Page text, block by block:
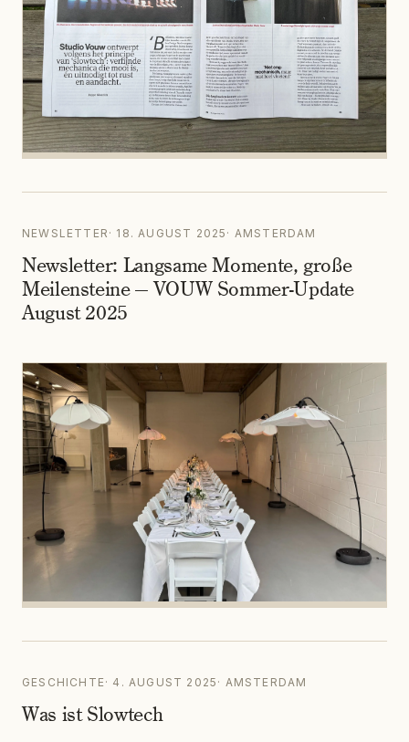
NEWSLETTER · 18. AUGUST 2025 · AMSTERDAM
Newsletter: Langsame Momente, große
Meilensteine — VOUW Sommer-Update
August 2025
GESCHICHTE · 4. AUGUST 2025 · AMSTERDAM
Was ist Slowtech